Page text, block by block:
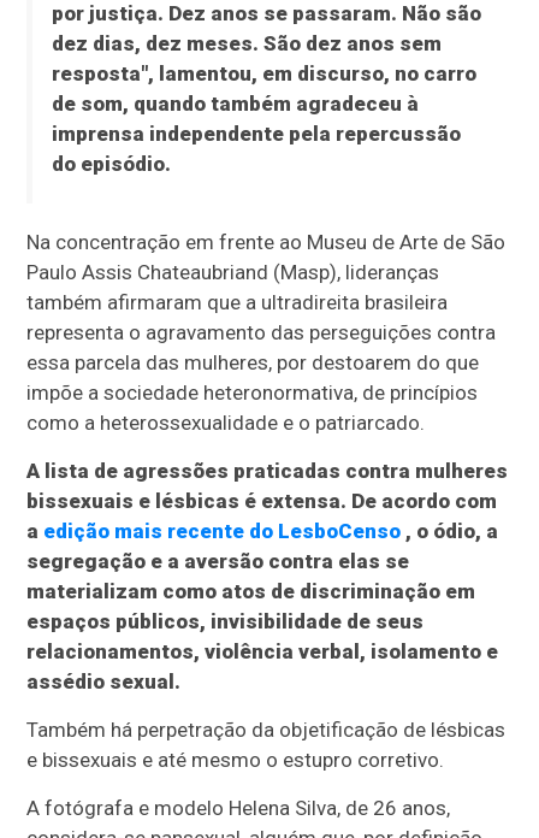
por justiça. Dez anos se passaram. Não são
dez dias, dez meses. São dez anos sem
resposta", lamentou, em discurso, no carro
de som, quando também agradeceu à
imprensa independente pela repercussão
do episódio.
Na concentração em frente ao Museu de Arte de São
Paulo Assis Chateaubriand (Masp), lideranças
também afirmaram que a ultradireita brasileira
representa o agravamento das perseguições contra
essa parcela das mulheres, por destoarem do que
impõe a sociedade heteronormativa, de princípios
como a heterossexualidade e o patriarcado.
A lista de agressões praticadas contra mulheres
bissexuais e lésbicas é extensa. De acordo com
a edição mais recente do LesboCenso , o ódio, a
segregação e a aversão contra elas se
materializam como atos de discriminação em
espaços públicos, invisibilidade de seus
relacionamentos, violência verbal, isolamento e
assédio sexual.
Também há perpetração da objetificação de lésbicas
e bissexuais e até mesmo o estupro corretivo.
A fotógrafa e modelo Helena Silva, de 26 anos,